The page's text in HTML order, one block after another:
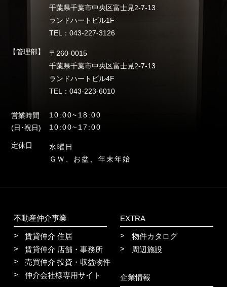
千葉県千葉市中央区富士見2-7-13
ランドハートビル1F
TEL：043-227-3126
【管理部】
〒260-0015
千葉県千葉市中央区富士見2-7-13
ランドハートビル4F
TEL：043-223-6010
営業時間
10:00~18:00
(日･祝日)
10:00~17:00
定休日
水曜日
ＧＷ、お盆、年末年始
不動産仲介事業
賃貸仲介 住居
賃貸仲介 店舗・事務所
売買仲介 投資・収益物件
仲介会社様専用サイト
EXTRA
物件カタログ
周辺施設
企業情報